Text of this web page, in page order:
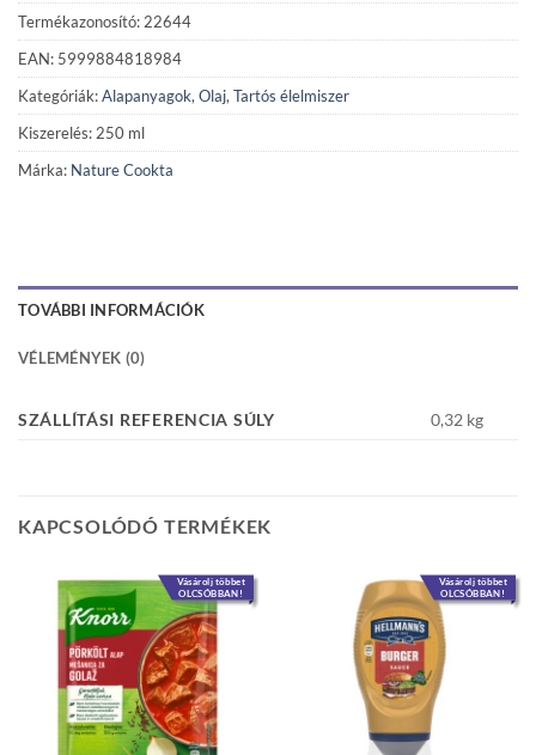
Termékazonosító: 22644
EAN: 5999884818984
Kategóriák:Alapanyagok, Olaj, Tartós élelmiszer
Kiszerelés: 250 ml
Márka: Nature Cookta
TOVÁBBI INFORMÁCIÓK
VÉLEMÉNYEK (0)
SZÁLLÍTÁSI REFERENCIA SÚLY 0,32 kg
KAPCSOLÓDÓ TERMÉKEK
Vásárolj többet
OLCSÓBBAN!
Vásárolj többet
OLCSÓBBAN!